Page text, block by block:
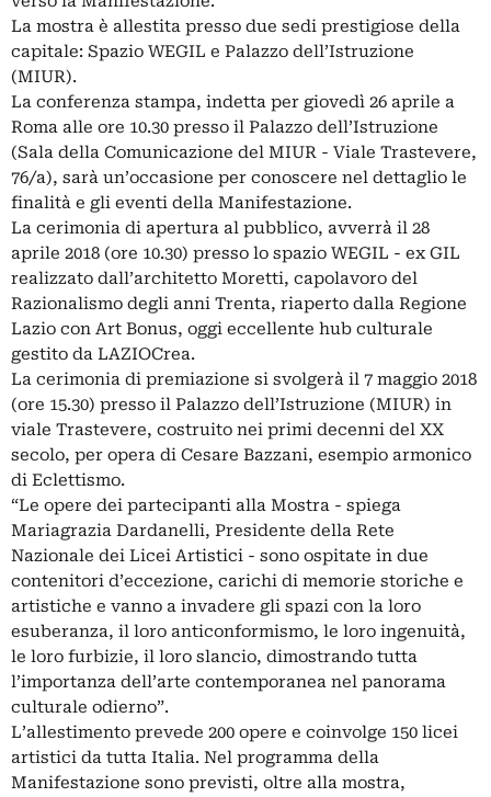
La mostra è allestita presso due sedi prestigiose della
capitale: Spazio WEGIL e Palazzo dell’Istruzione
(MIUR).
La conferenza stampa, indetta per giovedì 26 aprile a
Roma alle ore 10.30 presso il Palazzo dell’Istruzione
(Sala della Comunicazione del MIUR - Viale Trastevere,
76/a), sarà un’occasione per conoscere nel dettaglio le
finalità e gli eventi della Manifestazione.
La cerimonia di apertura al pubblico, avverrà il 28
aprile 2018 (ore 10.30) presso lo spazio WEGIL - ex GIL
realizzato dall’architetto Moretti, capolavoro del
Razionalismo degli anni Trenta, riaperto dalla Regione
Lazio con Art Bonus, oggi eccellente hub culturale
gestito da LAZIOCrea.
La cerimonia di premiazione si svolgerà il 7 maggio 2018
(ore 15.30) presso il Palazzo dell’Istruzione (MIUR) in
viale Trastevere, costruito nei primi decenni del XX
secolo, per opera di Cesare Bazzani, esempio armonico
di Eclettismo.
“Le opere dei partecipanti alla Mostra - spiega
Mariagrazia Dardanelli, Presidente della Rete
Nazionale dei Licei Artistici - sono ospitate in due
contenitori d’eccezione, carichi di memorie storiche e
artistiche e vanno a invadere gli spazi con la loro
esuberanza, il loro anticonformismo, le loro ingenuità,
le loro furbizie, il loro slancio, dimostrando tutta
l’importanza dell’arte contemporanea nel panorama
culturale odierno”.
L’allestimento prevede 200 opere e coinvolge 150 licei
artistici da tutta Italia. Nel programma della
Manifestazione sono previsti, oltre alla mostra,